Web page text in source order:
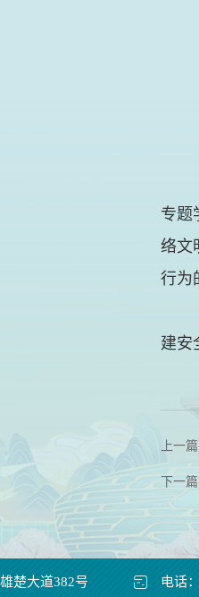
专题
络文
行为
建安
上一
下一
楚大道382号 电话